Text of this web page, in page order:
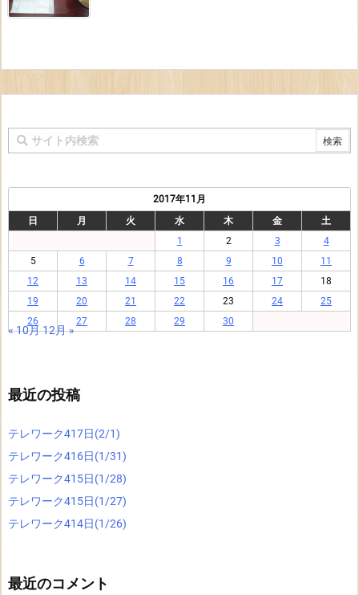
2017年11月
日
月 火 水 木 金
土
1
2 3
4
5
6 7 8 9 10
11
12
13 14 15 16 17
18
19
20 21 22 23 24
25
26
27 28 29 30
« 10月12月 »
最近の投稿
テレワーク417日(2/1)
テレワーク416日(1/31)
テレワーク415日(1/28)
テレワーク415日(1/27)
テレワーク414日(1/26)
最近のコメント